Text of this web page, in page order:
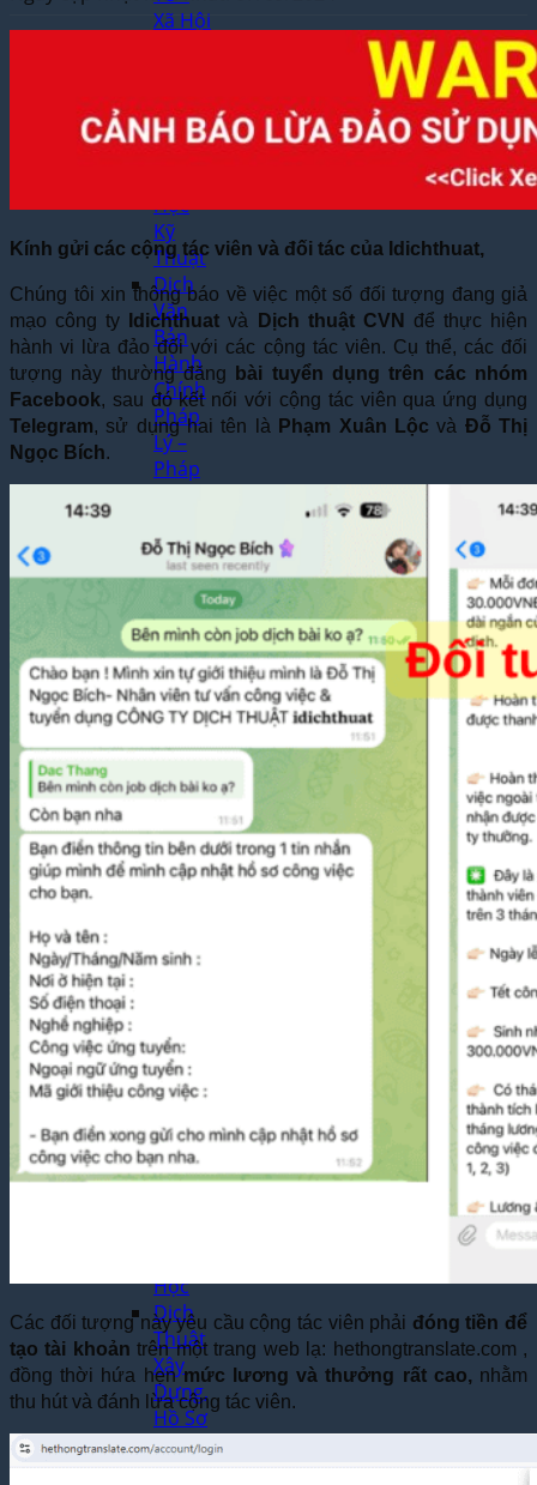
Xã Hội
Chuyên
Ngành
–
Học
Kỹ
Thuật
Dịch
Văn
Bản
Hành
Chính
Pháp
Lý –
Pháp
Thuật
Luận
Văn –
Luận
Án
Dịch
Thuật
Toàn
Bộ
Website
Thuật
Bệnh
Dịch Thuật
Chuyên
Ngành
Dịch
Thuật
Trò
Chơi
Điện
Tử
Học
Dịch
Thuật
Xây
Dựng,
Hồ Sơ
Dự
Thầu
Kính gửi các cộng tác viên và đối tác của Idichthuat,
Chúng tôi xin thông báo về việc một số đối tượng đang giả
mạo công ty
Idichthuat và Dịch thuật CVN
để thực hiện
hành vi lừa đảo đối với các cộng tác viên. Cụ thể, các đối
tượng này thường đăng
bài tuyển dụng trên các nhóm
Facebook, sau đó kết nối với cộng tác viên qua ứng dụng
Telegram, sử dụng hai tên là Phạm Xuân Lộc và Đỗ Thị
Ngọc Bích.
Các đối tượng này yêu cầu cộng tác viên phải đóng tiền để
tạo tài khoản trên một trang web lạ: hethongtranslate.com ,
đồng thời hứa hẹnmức lương và thưởng rất cao,nhằm
thu hút và đánh lừa cộng tác viên.